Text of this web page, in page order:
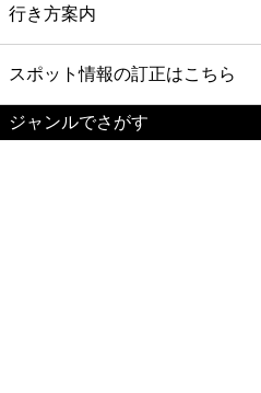
行き方案内
スポット情報の訂正はこちら
ジャンルでさがす